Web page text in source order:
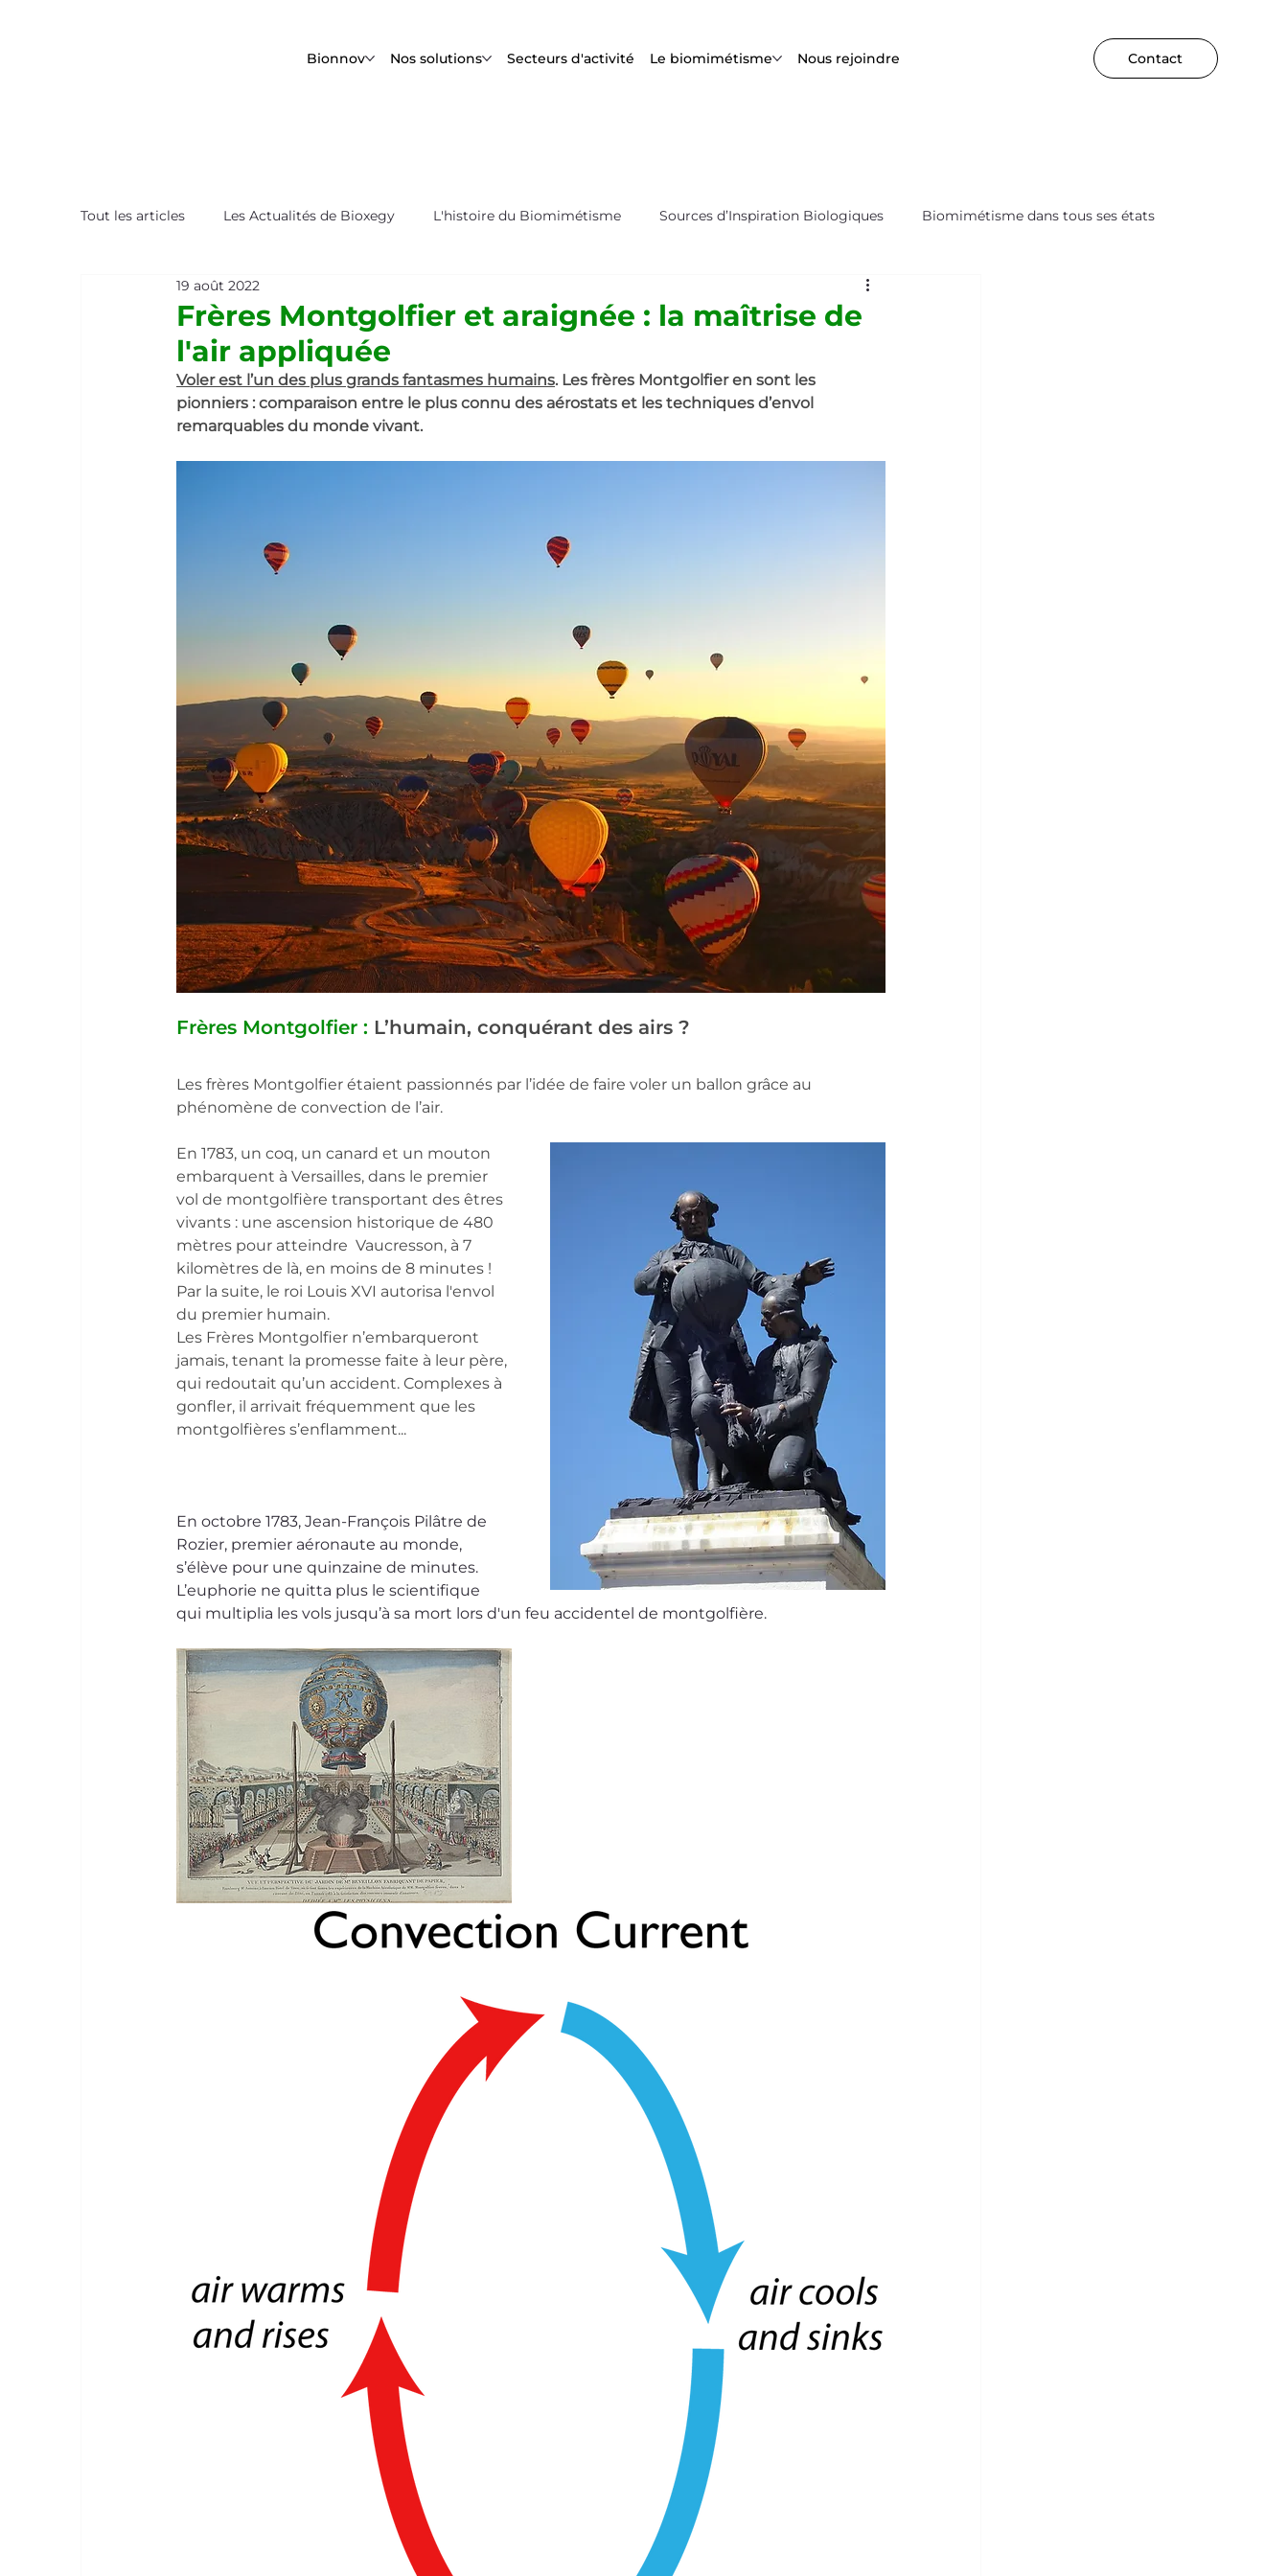
Bionnov Nos solutions Secteurs d'activité Le biomimétisme Nous rejoindre Contact
Tout les articles Les Actualités de Bioxegy L'histoire du Biomimétisme Sources d’Inspiration Biologiques Biomimétisme dans tous ses états
Le Saviez-Vous ?
Frères Montgolfier et araignée : la maîtrise de
l'air appliquée
19 août 2022
Voler est l’un des plus grands fantasmes humains. Les frères Montgolfier en sont les
pionniers : comparaison entre le plus connu des aérostats et les techniques d’envol
remarquables du monde vivant.
Frères Montgolfier : L’humain, conquérant des airs ?
Les frères Montgolfier étaient passionnés par l’idée de faire voler un ballon grâce au
phénomène de convection de l’air.
En 1783, un coq, un canard et un mouton
embarquent à Versailles, dans le premier
vol de montgolfière transportant des êtres
vivants : une ascension historique de 480
mètres pour atteindre  Vaucresson, à 7
kilomètres de là, en moins de 8 minutes !
Par la suite, le roi Louis XVI autorisa l'envol
du premier humain.
Les Frères Montgolfier n’embarqueront
jamais, tenant la promesse faite à leur père,
qui redoutait qu’un accident. Complexes à
gonfler, il arrivait fréquemment que les
montgolfières s’enflamment...
En octobre 1783, Jean-François Pilâtre de
Rozier, premier aéronaute au monde,
s’élève pour une quinzaine de minutes.
L’euphorie ne quitta plus le scientifique
qui multiplia les vols jusqu’à sa mort lors d'un feu accidentel de montgolfière.